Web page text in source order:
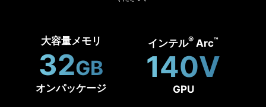
大容量メモリ
32GB
オンパッケージ
インテル® Arc™
140V
GPU